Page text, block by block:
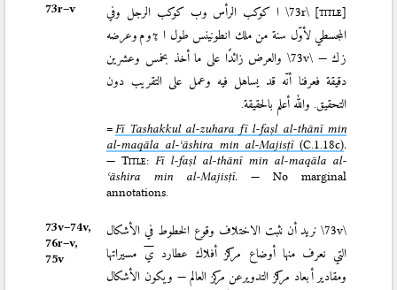
73r–⁠v \73r\ [title]
ا كوكب الرأس وب كوكب الرجل وفي
المجسطي لأوّل سنة من ملك انطونينس طول ا  و م وعرضه
ز ك —\73v\ والعرض زائدًا على ما أخذ بخمس وعشرين
دقيقة فعرفنا أنّه قد يساهل فيه وعمل على التقريب دون
التحقيق. والله أعلم بالحقيقة.
= Fī Tashakkul al-zuhara fī l-faṣl al-thānī min
al-maqāla al-ʿāshira min al-Majisṭī(C.1.18c).
—Title: Fī l-faṣl al-thānī min al-maqāla al-
ʿāshira min al-Majisṭī. — No marginal
annotations.
73v–⁠74v,
76r–⁠v,
75v
\73v\نريد أن نثبت الاختلاف وقوع الخطوط في الأشكال
التي نعرف منها أوضاع مراكز أفلاك عطارد ي مسيراتها
ومقادير أبعاد مراكز التدويرعن مركز العالم — ويكون الأشكال